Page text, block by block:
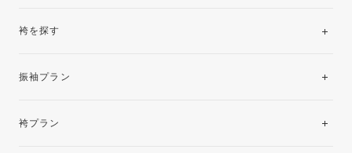
袴を探す
振袖プラン
レンタルプラン
袴プラン